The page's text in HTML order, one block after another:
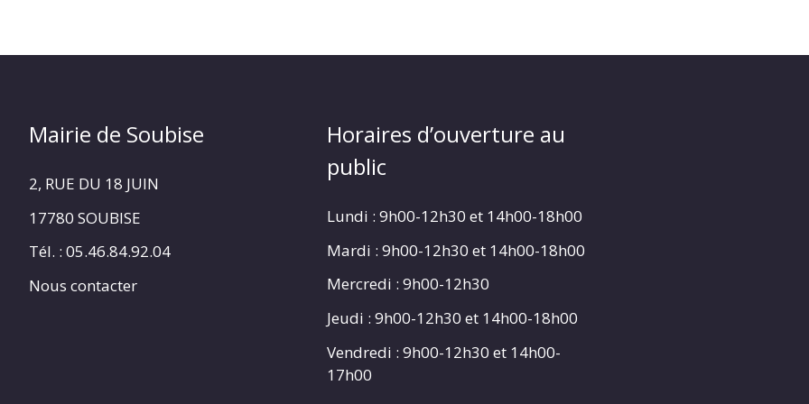
Mairie de Soubise
2, RUE DU 18 JUIN
17780 SOUBISE
Tél. : 05.46.84.92.04
Nous contacter
Horaires d’ouverture au
public
Lundi : 9h00-12h30 et 14h00-18h00
Mardi : 9h00-12h30 et 14h00-18h00
Mercredi : 9h00-12h30
Jeudi : 9h00-12h30 et 14h00-18h00
Vendredi : 9h00-12h30 et 14h00-
17h00